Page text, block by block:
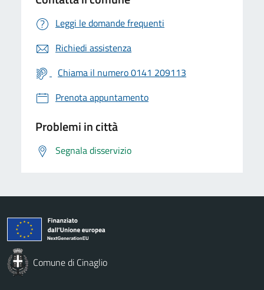
Leggi le domande frequenti
Richiedi assistenza
Chiama il numero 0141 209113
Prenota appuntamento
Problemi in città
Segnala disservizio
Comune di Cinaglio